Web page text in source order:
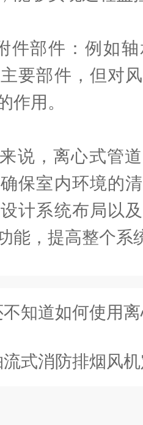
部件：例如轴
要部件，但对
作用。
，离心式管道
保室内环境的
计系统布局以
能，提高整个系
知道如何使用离心
式消防排烟风机定期